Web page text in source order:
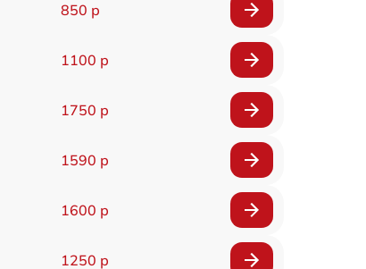
850 р
1100 р
1750 р
1590 р
1600 р
1250 р